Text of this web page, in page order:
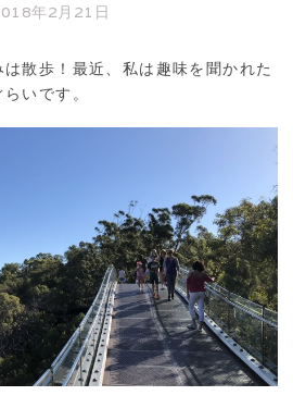
年2月21日
散歩！最近、私は趣味を聞かれた
いです。